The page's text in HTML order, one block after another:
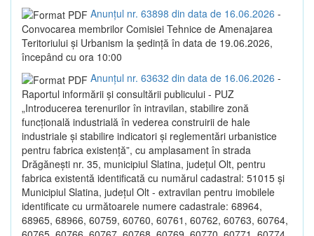
Anunțul nr. 63898 din data de 16.06.2026 -
Convocarea membrilor Comisiei Tehnice de Amenajarea
Teritoriului și Urbanism la ședință în data de 19.06.2026,
începând cu ora 10:00
Anunțul nr. 63632 din data de 16.06.2026 -
Raportul informării și consultării publicului - PUZ
„Introducerea terenurilor în intravilan, stabilire zonă
funcțională industrială în vederea construirii de hale
industriale și stabilire indicatori și reglementări urbanistice
pentru fabrica existență”, cu amplasament în strada
Drăgănești nr. 35, municipiul Slatina, județul Olt, pentru
fabrica existentă identificată cu numărul cadastral: 51015 și
Municipiul Slatina, județul Olt - extravilan pentru imobilele
identificate cu următoarele numere cadastrale: 68964,
68965, 68966, 60759, 60760, 60761, 60762, 60763, 60764,